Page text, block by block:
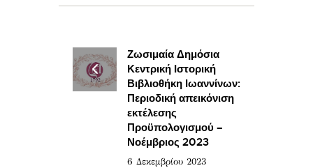
Ζωσιμαία Δημόσια
Κεντρική Ιστορική
Βιβλιοθήκη Ιωαννίνων:
Περιοδική απεικόνιση
εκτέλεσης
Προϋπολογισμού –
Νοέμβριος 2023
6 Δεκεμβρίου 2023